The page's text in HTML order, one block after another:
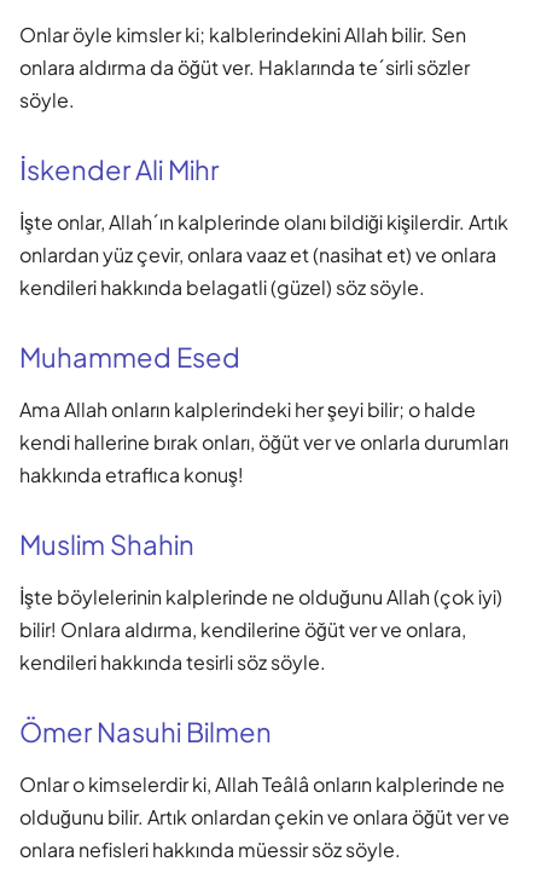
Onlar öyle kimsler ki; kalblerindekini Allah bilir. Sen
onlara aldırma da öğüt ver. Haklarında te´sirli sözler
söyle.
İskender Ali Mihr
İşte onlar, Allah´ın kalplerinde olanı bildiği kişilerdir. Artık
onlardan yüz çevir, onlara vaaz et (nasihat et) ve onlara
kendileri hakkında belagatli (güzel) söz söyle.
Muhammed Esed
Ama Allah onların kalplerindeki her şeyi bilir; o halde
kendi hallerine bırak onları, öğüt ver ve onlarla durumları
hakkında etraflıca konuş!
Muslim Shahin
İşte böylelerinin kalplerinde ne olduğunu Allah (çok iyi)
bilir! Onlara aldırma, kendilerine öğüt ver ve onlara,
kendileri hakkında tesirli söz söyle.
Ömer Nasuhi Bilmen
Onlar o kimselerdir ki, Allah Teâlâ onların kalplerinde ne
olduğunu bilir. Artık onlardan çekin ve onlara öğüt ver ve
onlara nefisleri hakkında müessir söz söyle.